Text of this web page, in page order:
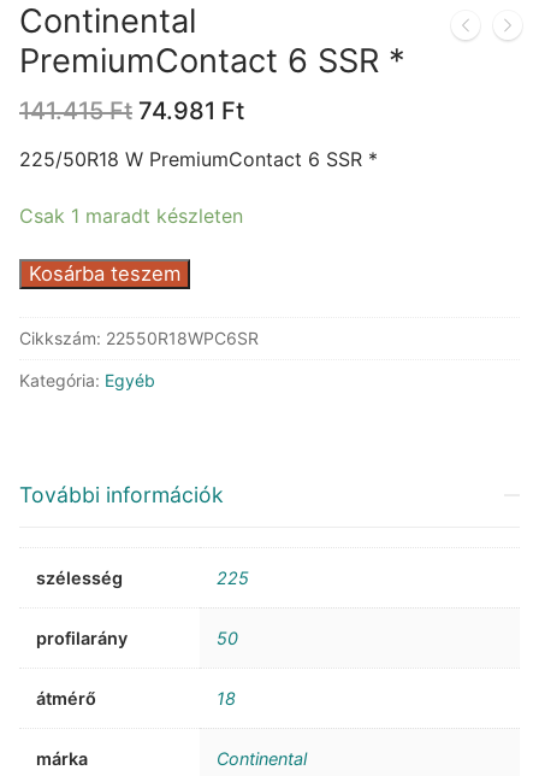
Continental
PremiumContact 6 SSR *
141.415Ft Original
was:
74.981 FtCurrent
is:
225/50R18 W PremiumContact 6 SSR *
Csak 1 maradt készleten
Continental
6
*
Kosárba teszem
Cikkszám: 22550R18WPC6SR
Kategória: Egyéb
További információk
szélesség 225
profilarány 50
átmérő 18
márka Continental